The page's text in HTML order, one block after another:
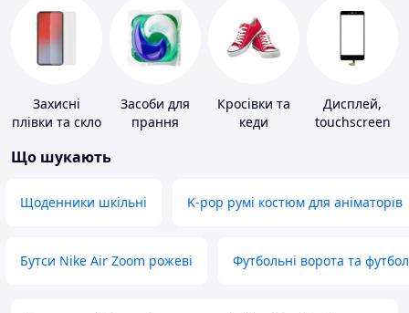
Захисні
плівки та скло
портативних
Засоби для
прання
Кросівки та
кеди
Дисплей,
touchscreen
Що шукають
Щоденники шкільні K-pop румі костюм для аніматорів
Бутси Nike Air Zoom рожеві Футбольні ворота та